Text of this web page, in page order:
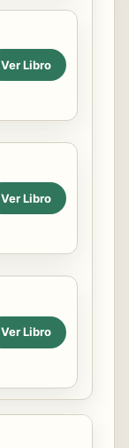
Ver Libro
Ver Libro
Ver Libro